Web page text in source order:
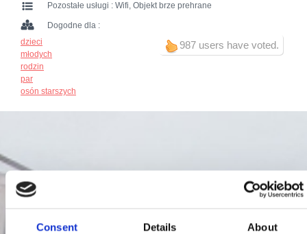
Consent Details About
Pozostałe usługi : Wifi, Objekt brze prehrane
987 users have voted.
Dogodne dla :
dzieci
młodych
rodzin
par
osón starszych